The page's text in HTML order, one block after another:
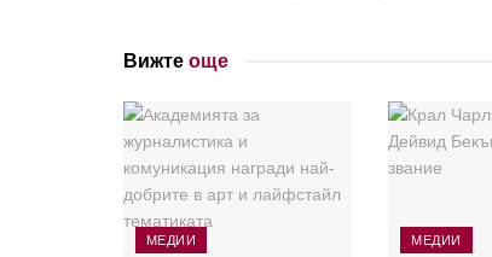
Вижте още
МЕДИИ МЕДИИ